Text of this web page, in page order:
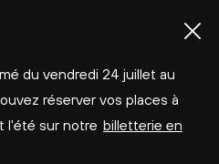
du vendredi 24 juillet au
réserver vos places à
l'été sur notre billetterie en